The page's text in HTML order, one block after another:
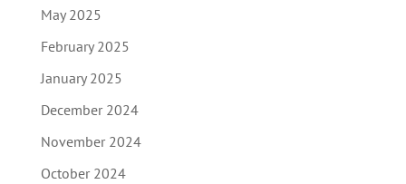
May 2025
February 2025
January 2025
December 2024
November 2024
October 2024